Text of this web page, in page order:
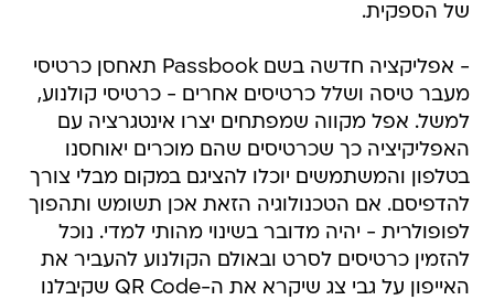
של הספקית.
- אפליקציה חדשה בשם Passbook תאחסן כרטיסי
מעבר טיסה ושלל כרטיסים אחרים - כרטיסי קולנוע,
למשל. אפל מקווה שמפתחים יצרו אינטגרציה עם
האפליקיציה כך שכרטיסים שהם מוכרים יאוחסנו
בטלפון והמשתמשים יוכלו להציגם במקום מבלי צורך
להדפיסם. אם הטכנולוגיה הזאת אכן תשומש ותהפוך
לפופולרית - יהיה מדובר בשינוי מהותי למדי. נוכל
להזמין כרטיסים לסרט ובאולם הקולנוע להעביר את
האייפון על גבי צג שיקרא את ה-QR Code שקיבלנו